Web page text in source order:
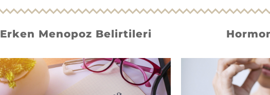
Erken Menopoz Belirtileri